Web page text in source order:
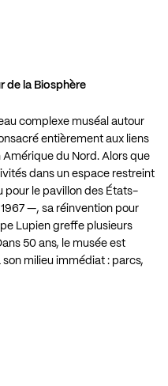
de la Biosphère
complexe muséal autour
entièrement aux liens
du Nord. Alors que
dans un espace restreint
pour le pavillon des États-
—, sa réinvention pour
Lupien greffe plusieurs
50 ans, le musée est
son milieu immédiat : parcs,